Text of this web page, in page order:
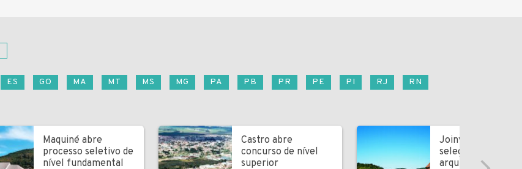
ES GO MA MT MS MG PA PB PR PE PI RJ
RN
Maquiné abre
processo seletivo de
nível fundamental
Castro abre
concurso de nível
superior
Joinville abre
seleção para
arquitetos e